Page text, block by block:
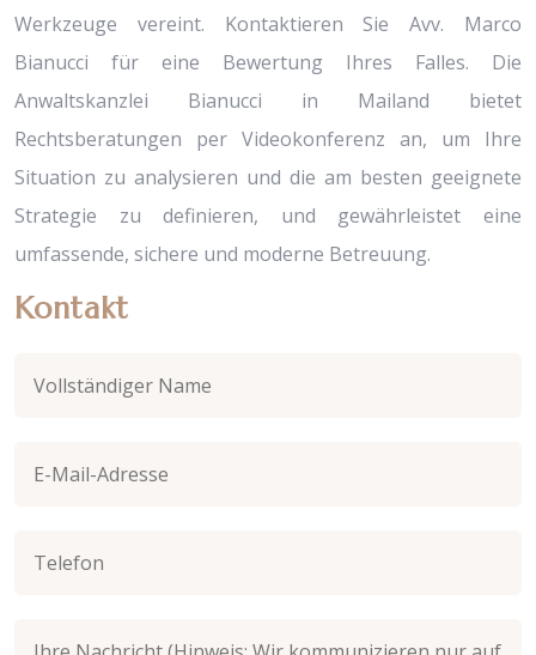
Werkzeuge vereint. Kontaktieren Sie Avv. Marco
Bianucci für eine Bewertung Ihres Falles. Die
Anwaltskanzlei Bianucci in Mailand bietet
Rechtsberatungen per Videokonferenz an, um Ihre
Situation zu analysieren und die am besten geeignete
Strategie zu definieren, und gewährleistet eine
umfassende, sichere und moderne Betreuung.
Kontakt